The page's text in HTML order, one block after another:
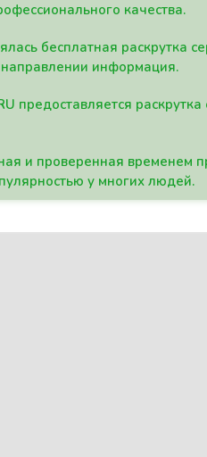
качества.
бесплатная раскрутка
информация.
предоставляется
и проверенная временем
у многих людей.